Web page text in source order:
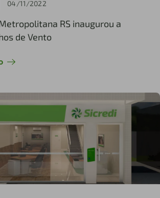
04/11/2022
RS inaugurou a
de Vento